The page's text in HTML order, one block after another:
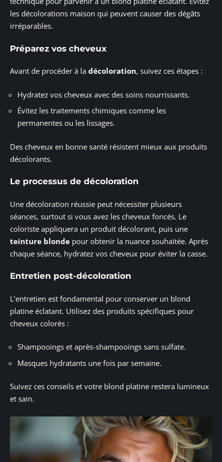
les décolorations maison qui peuvent causer des dégâts
irréparables.
Préparez vos cheveux
Avant de procéder à la décoloration, suivez ces étapes :
Hydratez vos cheveux avec des soins nourrissants.
Évitez les traitements chimiques comme les
permanentes ou les lissages.
Des cheveux en bonne santé résistent mieux aux produits
décolorants.
Le processus de décoloration
Une décoloration réussie peut nécessiter plusieurs
séances, surtout si vous avez les cheveux foncés. Le
coloriste appliquera un produit décolorant, puis une
teinture blonde pour obtenir la nuance souhaitée. Après
chaque séance, hydratez vos cheveux pour éviter la casse.
Entretien post-décoloration
L’entretien est fondamental pour conserver un blond
platine éclatant. Utilisez des produits spécifiques pour
cheveux colorés :
Shampooings et après-shampooings sans sulfate.
Masques hydratants une fois par semaine.
Suivez ces conseils et votre blond platine restera lumineux
et sain.